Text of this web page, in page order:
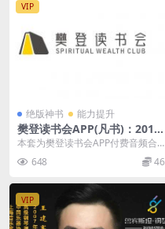
VIP
绝版神书 能力提升
樊登读书会APP(凡书)：2013
至2025年合集下载（音视频40
本套为樊登读书会APP付费音频合
集。 资源目录 已更新至2025年9月
下载说明...
648 46
VIP